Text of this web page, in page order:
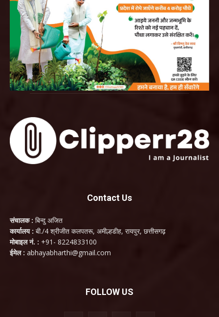
Contact Us
संचालक : बिन्दु अजित
कार्यालय : बी./4 श्रीजीत कलपतरू, अमील्हडीह, रायपुर, छत्तीसगढ़
मोबाइल नं. : +91- 8224833100
ईमेल : abhayabharthi@gmail.com
FOLLOW US